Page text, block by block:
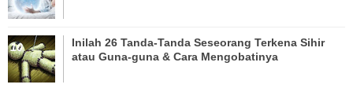
Inilah 26 Tanda-Tanda Seseorang Terkena Sihir
atau Guna-guna & Cara Mengobatinya